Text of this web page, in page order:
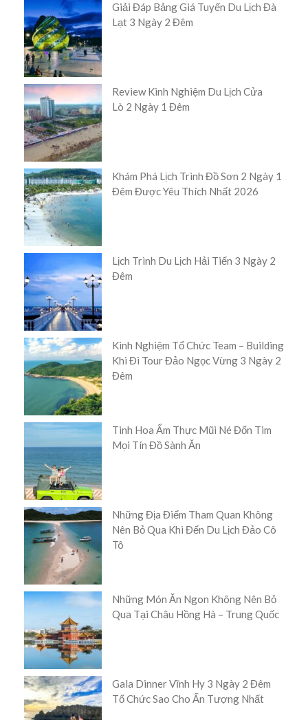
Giải Đáp Bảng Giá Tuyến Du Lịch Đà
Lạt 3 Ngày 2 Đêm
Review Kinh Nghiệm Du Lịch Cửa
Lò 2 Ngày 1 Đêm
Khám Phá Lịch Trình Đồ Sơn 2 Ngày 1
Đêm Được Yêu Thích Nhất 2026
Lịch Trình Du Lịch Hải Tiến 3 Ngày 2
Đêm
Kinh Nghiệm Tổ Chức Team – Building
Khi Đi Tour Đảo Ngọc Vừng 3 Ngày 2
Đêm
Tinh Hoa Ẩm Thực Mũi Né Đốn Tim
Mọi Tín Đồ Sành Ăn
Những Địa Điểm Tham Quan Không
Nên Bỏ Qua Khi Đến Du Lịch Đảo Cô
Tô
Những Món Ăn Ngon Không Nên Bỏ
Qua Tại Châu Hồng Hà – Trung Quốc
Gala Dinner Vĩnh Hy 3 Ngày 2 Đêm
Tổ Chức Sao Cho Ấn Tượng Nhất